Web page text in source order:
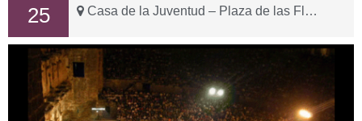
25 Casa de la Juventud – Plaza de las Flores, 15